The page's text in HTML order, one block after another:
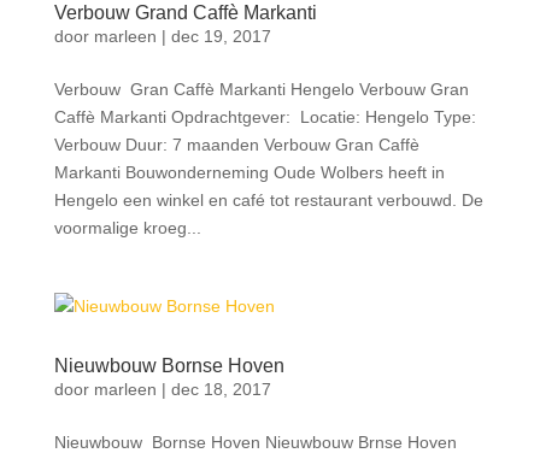
Verbouw Grand Caffè Markanti
door marleen | dec 19, 2017
Verbouw Gran Caffè Markanti Hengelo Verbouw Gran
Caffè Markanti Opdrachtgever: Locatie: Hengelo Type:
Verbouw Duur: 7 maanden Verbouw Gran Caffè
Markanti Bouwonderneming Oude Wolbers heeft in
Hengelo een winkel en café tot restaurant verbouwd. De
voormalige kroeg...
Nieuwbouw Bornse Hoven
door marleen | dec 18, 2017
Nieuwbouw Bornse Hoven Nieuwbouw Brnse Hoven